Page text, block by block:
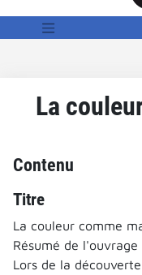
La
Contenu
Titre
La couleur comme
Résumé de l'ouvrage
Lors de la